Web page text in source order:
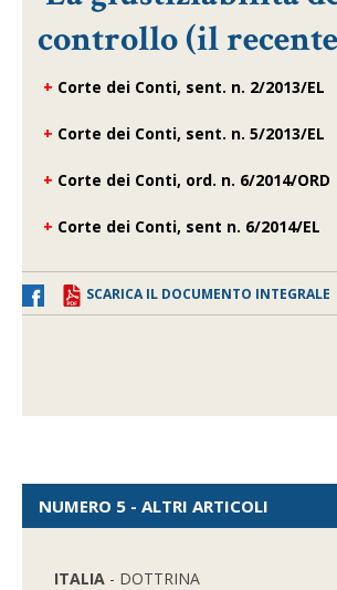
controllo (il
+ Corte dei Conti, sent. n. 2/2013/EL
+ Corte dei Conti, sent. n. 5/2013/EL
+ Corte dei Conti, ord. n. 6/2014/ORD
+ Corte dei Conti, sent n. 6/2014/EL
SCARICA IL DOCUMENTO INTEGRALE
NUMERO 5 - ALTRI ARTICOLI
ITALIA - DOTTRINA